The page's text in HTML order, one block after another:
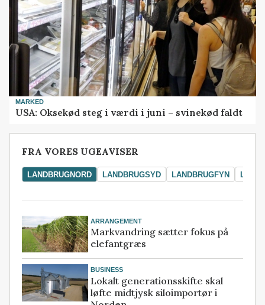
MARKED
USA: Oksekød steg i værdi i juni – svinekød faldt
FRA VORES UGEAVISER
LANDBRUGNORD LANDBRUGSYD LANDBRUGFYN
ARRANGEMENT
Markvandring sætter fokus på
elefantgræs
BUSINESS
Lokalt generationsskifte skal
løfte midtjysk siloimportør i